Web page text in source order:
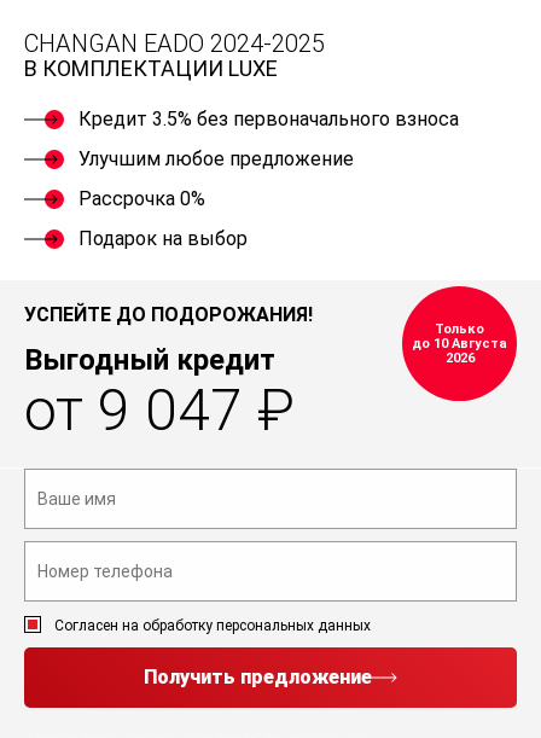
CHANGAN EADO 2024-2025
В КОМПЛЕКТАЦИИ LUXE
Кредит 3.5% без первоначального взноса
Улучшим любое предложение
Рассрочка 0%
Подарок на выбор
УСПЕЙТЕ ДО ПОДОРОЖАНИЯ!
Выгодный кредит
от 9 047 ₽
Только
до 10 Августа
2026
Согласен на обработку персональных данных
Получить предложение